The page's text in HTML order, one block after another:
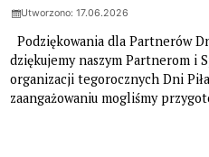
Utworzono: 17.06.2026
Podziękowania dla Partnerów
dziękujemy naszym Partnerom i
organizacji tegorocznych Dni
zaangażowaniu mogliśmy